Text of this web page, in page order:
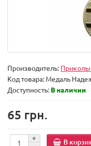
Производитель:
Код товара: Медаль
Доступность: В наличии
65 грн.
В